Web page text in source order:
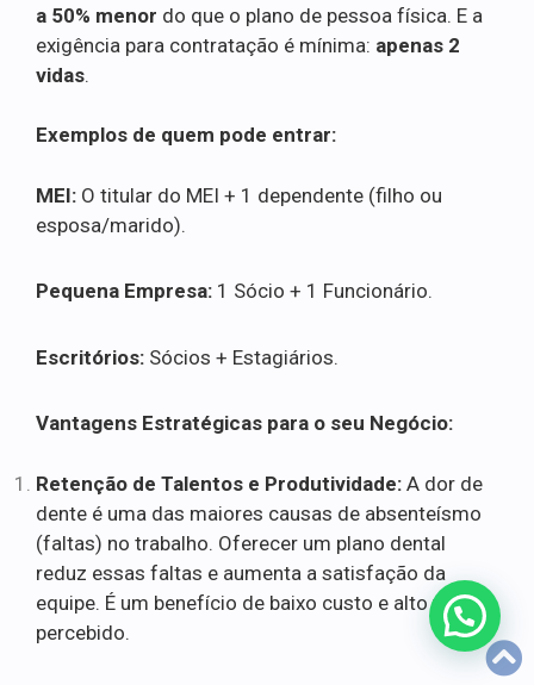
a 50% menor do que o plano de pessoa física. E a
exigência para contratação é mínima: apenas 2
vidas.
Exemplos de quem pode entrar:
MEI: O titular do MEI + 1 dependente (filho ou
esposa/marido).
Pequena Empresa: 1 Sócio + 1 Funcionário.
Escritórios: Sócios + Estagiários.
Vantagens Estratégicas para o seu Negócio:
Retenção de Talentos e Produtividade: A dor de
dente é uma das maiores causas de absenteísmo
(faltas) no trabalho. Oferecer um plano dental
reduz essas faltas e aumenta a satisfação da
equipe. É um benefício de baixo custo e alto valor
percebido.